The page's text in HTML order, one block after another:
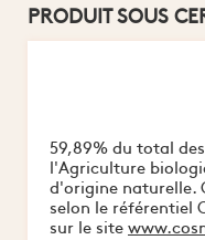
PRODUIT SOUS
59,89% du total
l'Agriculture
d'origine naturelle.
selon le référentiel
sur le site